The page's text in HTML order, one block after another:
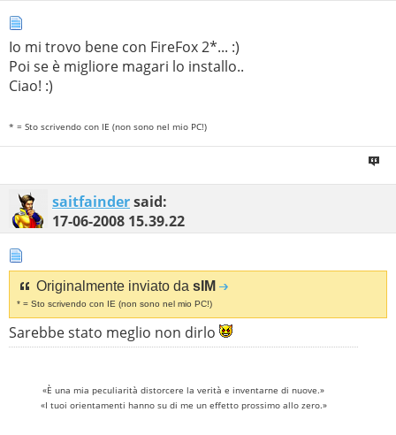
Io mi trovo bene con FireFox 2*... :)
Poi se è migliore magari lo installo..
Ciao! :)
* = Sto scrivendo con IE (non sono nel mio PC!)
saitfaindersaid:
17-06-2008 15.39.22
Originalmente inviato da sIM
* = Sto scrivendo con IE (non sono nel mio PC!)
Sarebbe stato meglio non dirlo
«È una mia peculiarità distorcere la verità e inventarne di nuove.»
«I tuoi orientamenti hanno su di me un effetto prossimo allo zero.»